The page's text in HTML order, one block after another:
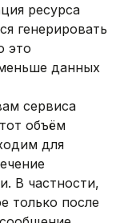
ресурса
генерировать
это
данных
сервиса
объём
для
В частности,
только после